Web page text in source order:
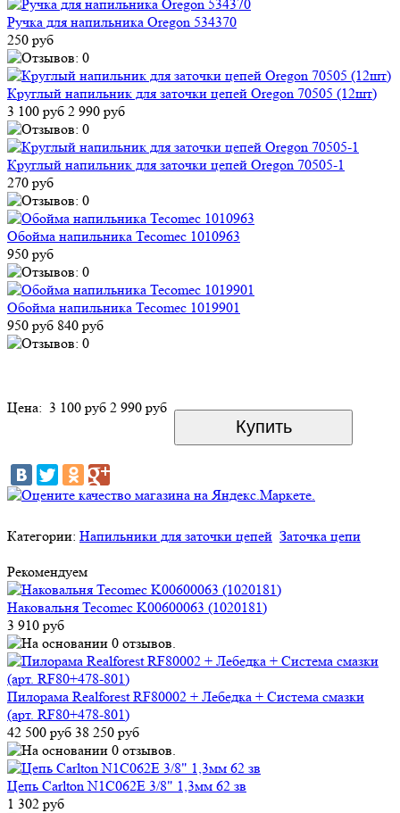
Ручка для напильника Oregon 534370
250 руб
Круглый напильник для заточки цепей Oregon 70505 (12шт)
3 100 руб 2 990 руб
Круглый напильник для заточки цепей Oregon 70505-1
270 руб
Обойма напильника Tecomec 1010963
950 руб
Обойма напильника Tecomec 1019901
950 руб 840 руб
Цена: 3 100 руб 2 990 руб
Категории: Напильники для заточки цепей Заточка цепи
Рекомендуем
Наковальня Tecomec K00600063 (1020181)
3 910 руб
Пилорама Realforest RF80002 + Лебедка + Система смазки
(арт. RF80+478-801)
42 500 руб 38 250 руб
Цепь Carlton N1C062E 3/8" 1,3мм 62 зв
1 302 руб